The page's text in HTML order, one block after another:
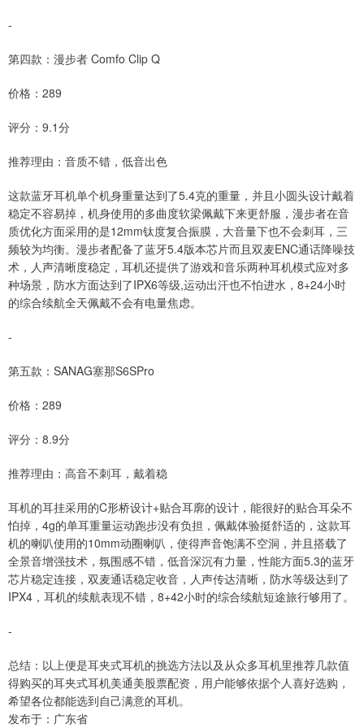
-
第四款：漫步者 Comfo Clip Q
价格：289
评分：9.1分
推荐理由：音质不错，低音出色
这款蓝牙耳机单个机身重量达到了5.4克的重量，并且小圆头设计戴着
稳定不容易掉，机身使用的多曲度软梁佩戴下来更舒服，漫步者在音
质优化方面采用的是12mm钛度复合振膜，大音量下也不会刺耳，三
频较为均衡。漫步者配备了蓝牙5.4版本芯片而且双麦ENC通话降噪技
术，人声清晰度稳定，耳机还提供了游戏和音乐两种耳机模式应对多
种场景，防水方面达到了IPX6等级,运动出汗也不怕进水，8+24小时
的综合续航全天佩戴不会有电量焦虑。
-
第五款：SANAG塞那S6SPro
价格：289
评分：8.9分
推荐理由：高音不刺耳，戴着稳
耳机的耳挂采用的C形桥设计+贴合耳廓的设计，能很好的贴合耳朵不
怕掉，4g的单耳重量运动跑步没有负担，佩戴体验挺舒适的，这款耳
机的喇叭使用的10mm动圈喇叭，使得声音饱满不空洞，并且搭载了
全景音增强技术，氛围感不错，低音深沉有力量，性能方面5.3的蓝牙
芯片稳定连接，双麦通话稳定收音，人声传达清晰，防水等级达到了
IPX4，耳机的续航表现不错，8+42小时的综合续航短途旅行够用了。
-
总结：以上便是耳夹式耳机的挑选方法以及从众多耳机里推荐几款值
得购买的耳夹式耳机美通美股票配资，用户能够依据个人喜好选购，
希望各位都能选到自己满意的耳机。
发布于：广东省